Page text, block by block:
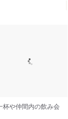
杯や仲間内の飲み会